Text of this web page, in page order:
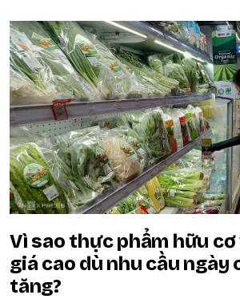
Vì sao thực phẩm hữu cơ
giá cao dù nhu cầu ngày
tăng?